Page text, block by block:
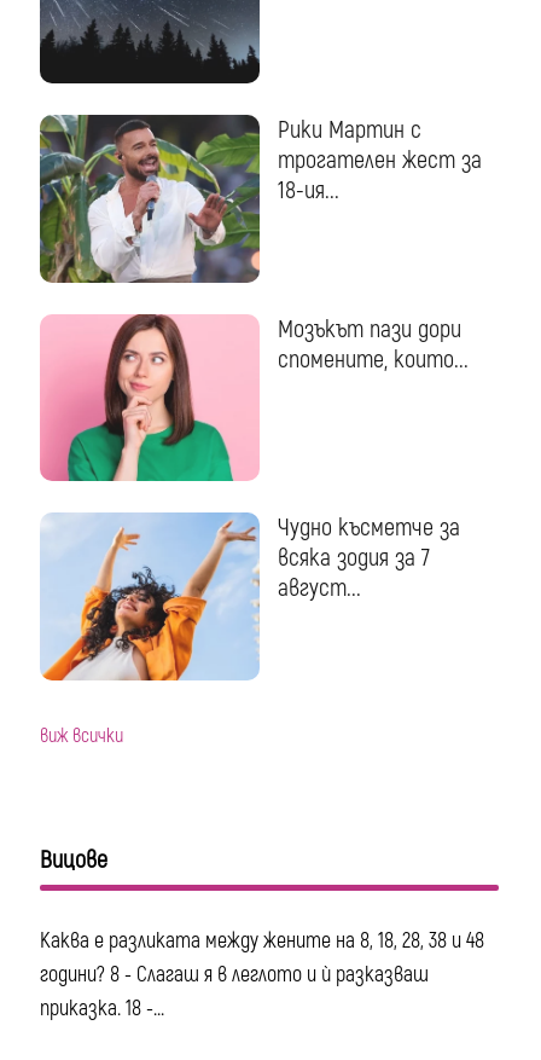
Рики Мартин с
трогателен жест за
18-ия...
Мозъкът пази дори
спомените, които...
Чудно късметче за
всяка зодия за 7
август...
виж всички
Вицове
Каква е разликата между жените на 8, 18, 28, 38 и 48
години? 8 - Слагаш я в леглото и ѝ разказваш
приказка. 18 -...